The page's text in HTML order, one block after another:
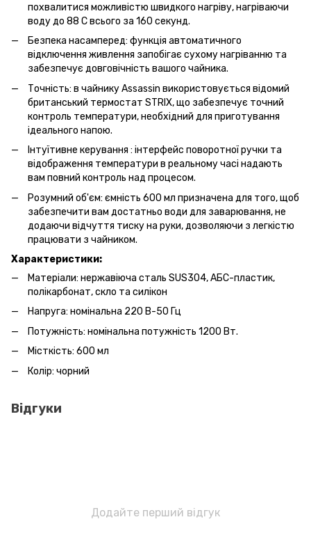
похвалитися можливістю швидкого нагріву, нагріваючи
воду до 88 С всього за 160 секунд.
Безпека насамперед: функція автоматичного
відключення живлення запобігає сухому нагріванню та
забезпечує довговічність вашого чайника.
Точність: в чайнику Assassin використовується відомий
британський термостат STRIX, що забезпечує точний
контроль температури, необхідний для приготування
ідеального напою.
Інтуїтивне керування : інтерфейс поворотної ручки та
відображення температури в реальному часі надають
вам повний контроль над процесом.
Розумний об'єм: ємність 600 мл призначена для того, щоб
забезпечити вам достатньо води для заварювання, не
додаючи відчуття тиску на руки, дозволяючи з легкістю
працювати з чайником.
Характеристики:
Матеріали: нержавіюча сталь SUS304, АБС-пластик,
полікарбонат, скло та силікон
Напруга: номінальна 220 В-50 Гц
Потужність: номінальна потужність 1200 Вт.
Місткість: 600 мл
Колір: чорний
Відгуки
Додайте перший відгук